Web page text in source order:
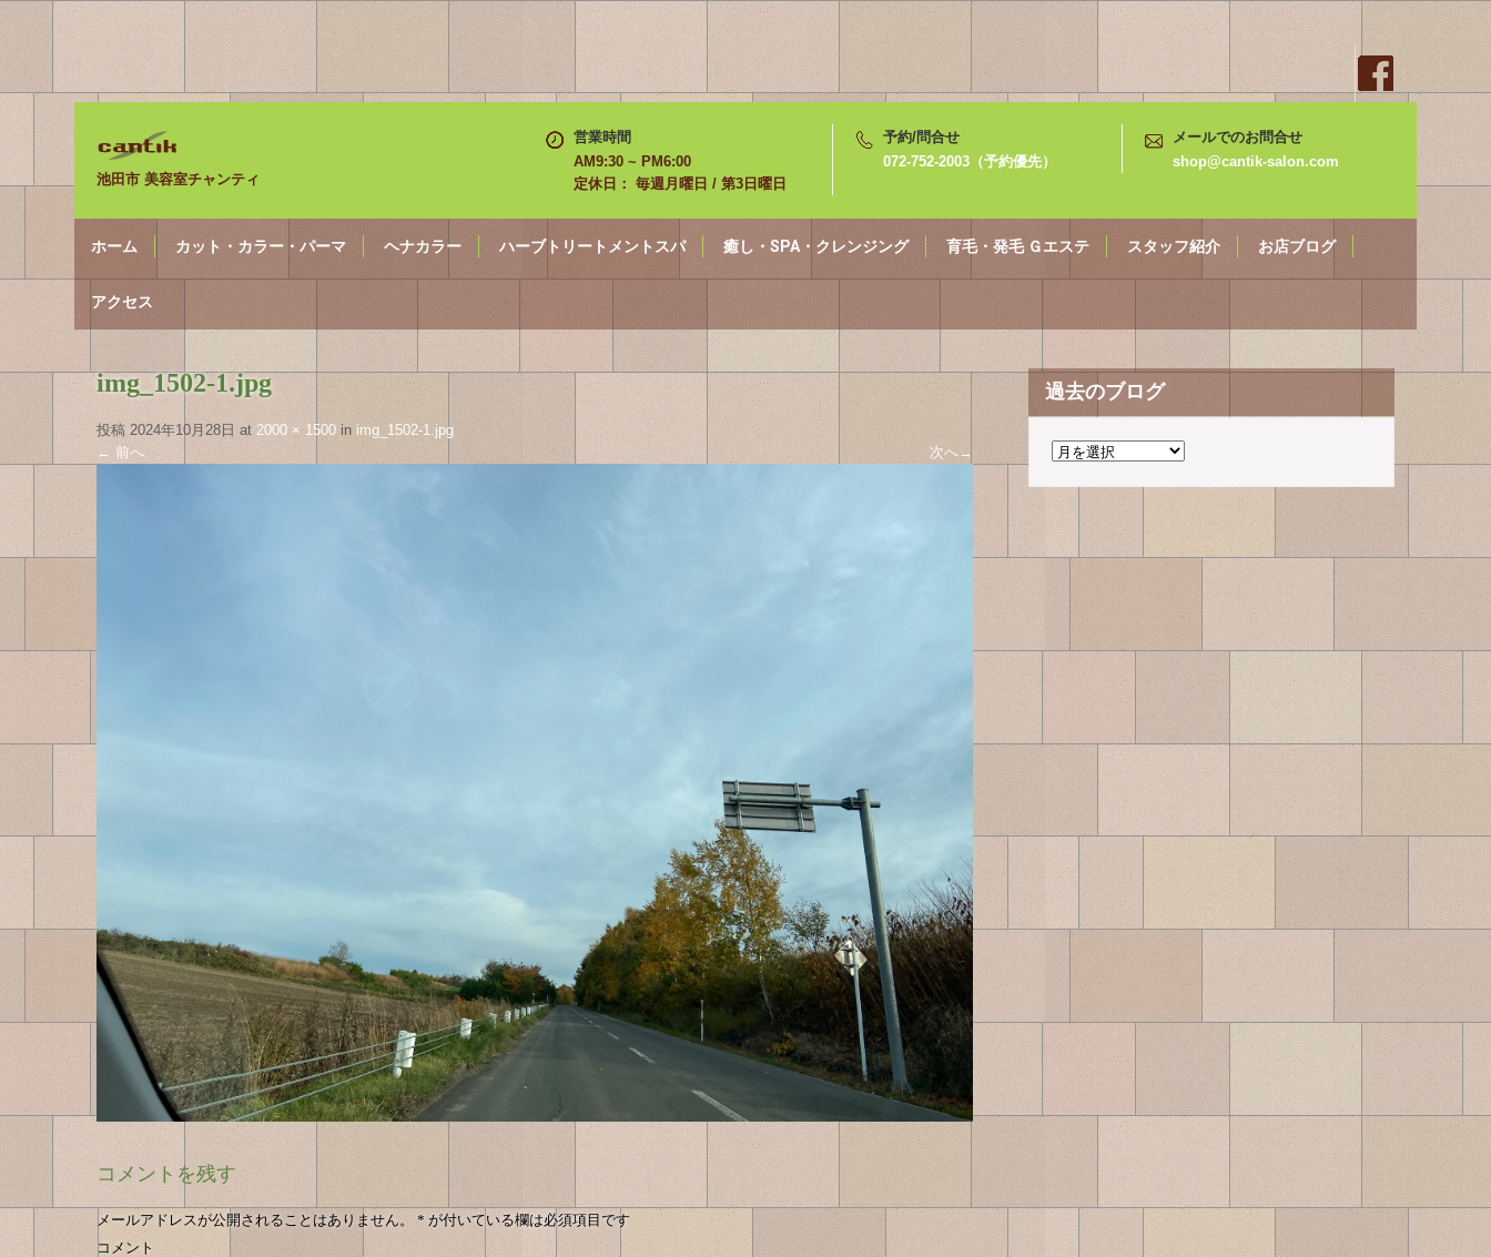
池田市 美容室チャンティ
営業時間
AM9:30 ~ PM6:00
定休日： 毎週月曜日 / 第3日曜日
予約/問合せ
072-752-2003（予約優先）
メールでのお問合せ
shop@cantik-salon.com
ホーム カット・カラー・パーマ ヘナカラー ハーブトリートメントスパ 癒し・SPA・クレンジング 育毛・発毛 Ｇエステ スタッフ紹介 お店ブログ
アクセス
img_1502-1.jpg
投稿2024年10月28日 at 2000 × 1500 in img_1502-1.jpg
← 前へ 次へ→
コメントを残す
メールアドレスが公開されることはありません。 * が付いている欄は必須項目です
コメント
過去のブログ
過
ブ
ロ
グ